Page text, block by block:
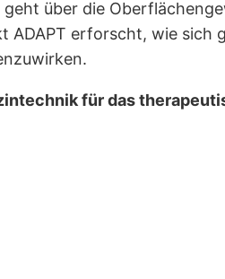
über die
erforscht, wie sich
für das